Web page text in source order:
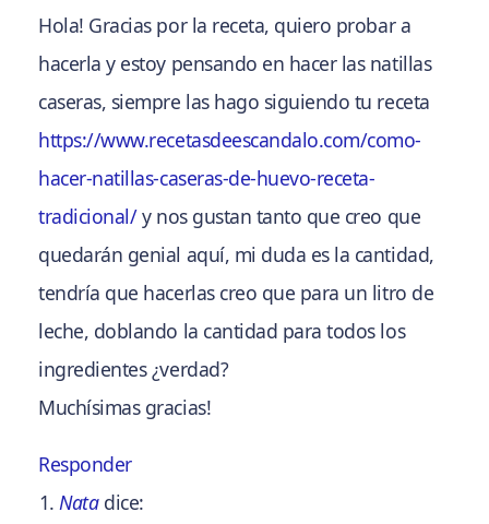
Hola! Gracias por la receta, quiero probar a
hacerla y estoy pensando en hacer las natillas
caseras, siempre las hago siguiendo tu receta
https://www.recetasdeescandalo.com/como-
hacer-natillas-caseras-de-huevo-receta-
tradicional/y nos gustan tanto que creo que
quedarán genial aquí, mi duda es la cantidad,
tendría que hacerlas creo que para un litro de
leche, doblando la cantidad para todos los
ingredientes ¿verdad?
Muchísimas gracias!
Responder
Nata dice: